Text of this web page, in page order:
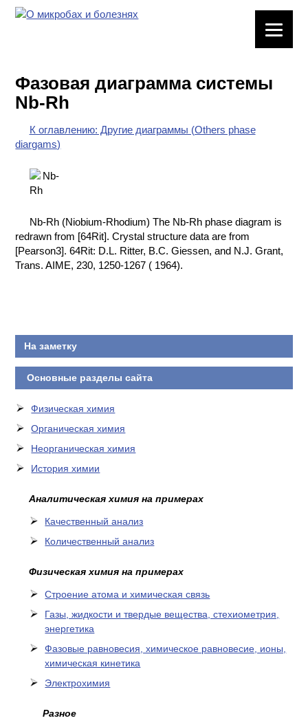
ХИМИЧЕСКАЯ
ПОСУДА
ВРЕДНЫЕ
ФАКТОРЫ
ХИМИЯ НА
ПРОИЗВОДСТВЕ
Фазовая диаграмма системы
Nb-Rh
К оглавлению: Другие диаграммы (Others phase
diargams)
Nb-Rh (Niobium-Rhodium) The Nb-Rh phase diagram is
redrawn from [64Rit]. Crystal structure data are from
[Pearson3]. 64Rit: D.L. Ritter, B.C. Giessen, and N.J. Grant,
Trans. AIME, 230, 1250-1267 ( 1964).
На заметку
Основные разделы сайта
Физическая химия
Органическая химия
Неорганическая химия
История химии
Аналитическая химия на примерах
Качественный анализ
Количественный анализ
Физическая химия на примерах
Cтроение атома и химическая связь
Газы, жидкости и твердые вещества, стехиометрия,
энергетика
Фазовые равновесия, химическое равновесие, ионы,
химическая кинетика
Электрохимия
Разное